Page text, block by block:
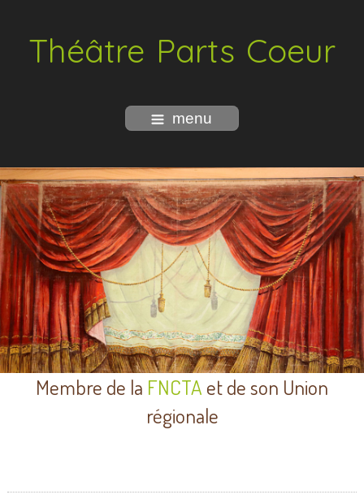
Théâtre Parts Coeur
menu
Membre de la FNCTA et de son Union
régionale